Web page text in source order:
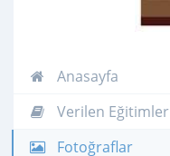
Anasayfa
Verilen Eğitimler
Fotoğraflar